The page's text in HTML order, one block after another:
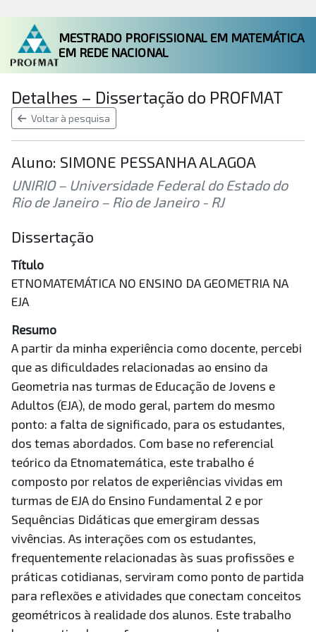
MESTRADO PROFISSIONAL EM MATEMÁTICA
EM REDE NACIONAL
Detalhes – Dissertação do PROFMAT
Voltar à pesquisa
Aluno: SIMONE PESSANHA ALAGOA
UNIRIO – Universidade Federal do Estado do
Rio de Janeiro – Rio de Janeiro - RJ
Dissertação
Título
ETNOMATEMÁTICA NO ENSINO DA GEOMETRIA NA
EJA
Resumo
A partir da minha experiência como docente, percebi
que as dificuldades relacionadas ao ensino da
Geometria nas turmas de Educação de Jovens e
Adultos (EJA), de modo geral, partem do mesmo
ponto: a falta de significado, para os estudantes,
dos temas abordados. Com base no referencial
teórico da Etnomatemática, este trabalho é
composto por relatos de experiências vividas em
turmas de EJA do Ensino Fundamental 2 e por
Sequências Didáticas que emergiram dessas
vivências. As interações com os estudantes,
frequentemente relacionadas às suas profissões e
práticas cotidianas, serviram como ponto de partida
para reflexões e atividades que conectam conceitos
geométricos à realidade dos alunos. Este trabalho